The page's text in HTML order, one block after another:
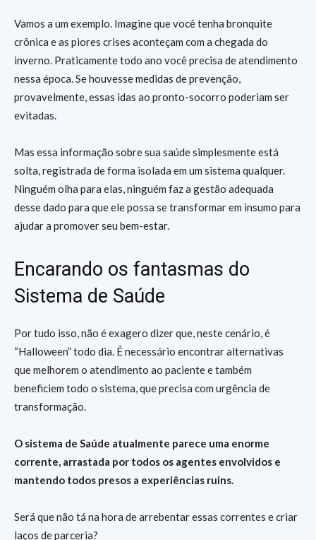
Vamos a um exemplo. Imagine que você tenha bronquite
crônica e as piores crises aconteçam com a chegada do
inverno. Praticamente todo ano você precisa de atendimento
nessa época. Se houvesse medidas de prevenção,
provavelmente, essas idas ao pronto-socorro poderiam ser
evitadas.
Mas essa informação sobre sua saúde simplesmente está
solta, registrada de forma isolada em um sistema qualquer.
Ninguém olha para elas, ninguém faz a gestão adequada
desse dado para que ele possa se transformar em insumo para
ajudar a promover seu bem-estar.
Encarando os fantasmas do
Sistema de Saúde
Por tudo isso, não é exagero dizer que, neste cenário, é
“Halloween” todo dia. É necessário encontrar alternativas
que melhorem o atendimento ao paciente e também
beneficiem todo o sistema, que precisa com urgência de
transformação.
O sistema de Saúde atualmente parece uma enorme
corrente, arrastada por todos os agentes envolvidos e
mantendo todos presos a experiências ruins.
Será que não tá na hora de arrebentar essas correntes e criar
laços de parceria?